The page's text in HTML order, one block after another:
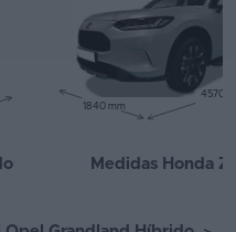
4570
1840 mm
Medidas Honda